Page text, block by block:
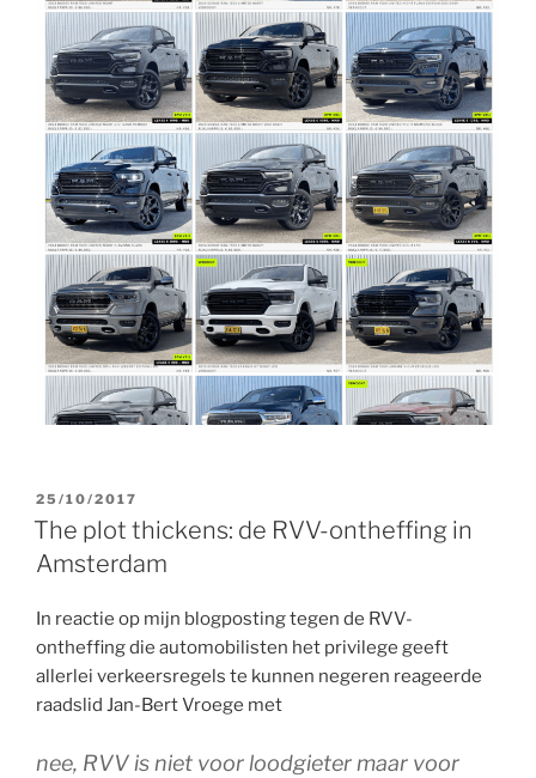
GEPLAATST
OP
25/10/2017
The plot thickens: de RVV-ontheffing in
Amsterdam
In reactie op mijn blogposting tegen de RVV-
ontheffing die automobilisten het privilege geeft
allerlei verkeersregels te kunnen negeren reageerde
raadslid Jan-Bert Vroege met
nee, RVV is niet voor loodgieter maar voor